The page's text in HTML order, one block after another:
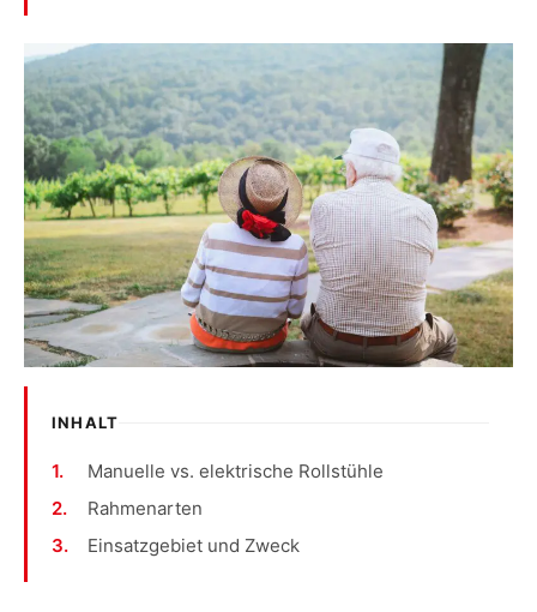
INHALT
Manuelle vs. elektrische Rollstühle
Rahmenarten
Einsatzgebiet und Zweck